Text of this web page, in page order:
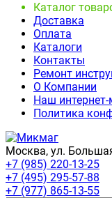
Каталог
Доставка
Оплата
Каталоги
Контакты
Ремонт
О Компании
Наш интернет-
Политика
Москва, ул.
+7 (985) 220-13-25
+7 (495) 295-57-88
+7 (977) 865-13-55